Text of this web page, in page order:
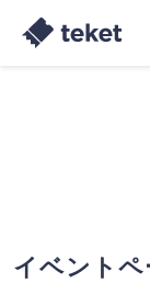
イベントペ